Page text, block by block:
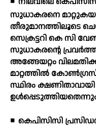
സുധാകരനെ
തീരുമാനത്തിലൂടെ
സെക്രട്ടറി കെ സി
സുധാകരന്റെ
അങ്ങേയറ്റം
മാറ്റത്തില്‍
സ്ഥിരം
◾ കെപിസിസി